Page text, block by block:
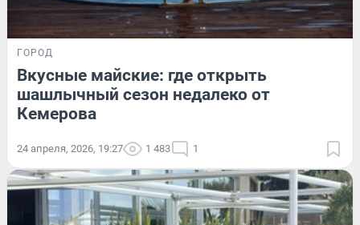
ГОРОД
Вкусные майские: где открыть
шашлычный сезон недалеко от
Кемерова
24 апреля, 2026, 19:27 1 483 1